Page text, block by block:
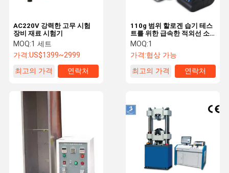
AC220V 강력한 고무 시험
장비 재료 시험기
MOQ:1 세트
가격:US$1399~2999
최고의 가격
연락처
110g 범위 할로겐 습기 테스
트를 위한 급속한 적외선 소
성 물질 시험기
MOQ:1
가격:협상 가능
최고의 가격
연락처